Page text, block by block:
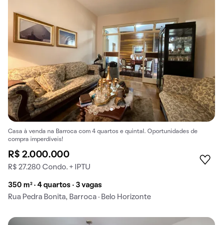
Casa à venda na Barroca com 4 quartos e quintal. Oportunidades de
compra imperdíveis!
R$ 2.000.000
R$ 27.280 Condo. + IPTU
350 m² · 4 quartos · 3 vagas
Rua Pedra Bonita, Barroca · Belo Horizonte